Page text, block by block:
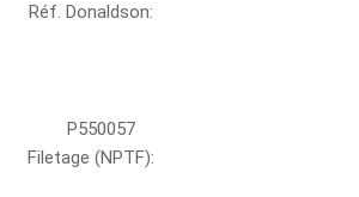
Réf. Donaldson:
P550057
Filetage (NPTF):